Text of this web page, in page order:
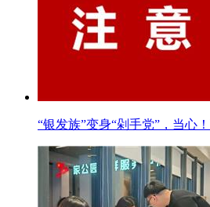
“银发族”变身“剁手党”，当心